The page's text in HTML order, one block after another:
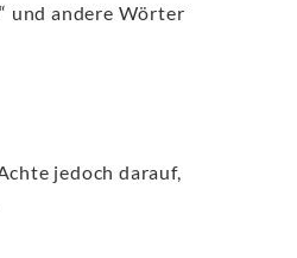
und andere Wörter
jedoch darauf,